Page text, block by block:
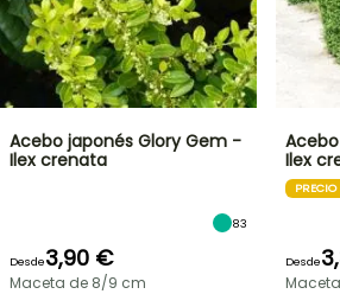
Acebo japonés Glory Gem -
Ilex crenata
83
Desde3,90 €
Maceta de 8/9 cm
Ilex
Desde